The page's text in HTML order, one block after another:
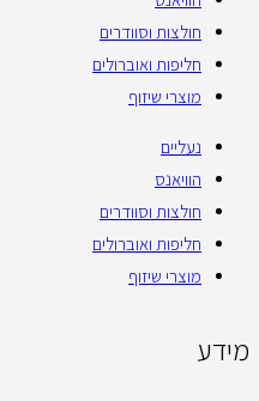
חולצות וסוודרים
חליפות ואוברולים
מוצרי שיזוף
נעליים
הוויאנס
חולצות וסוודרים
חליפות ואוברולים
מוצרי שיזוף
מידע